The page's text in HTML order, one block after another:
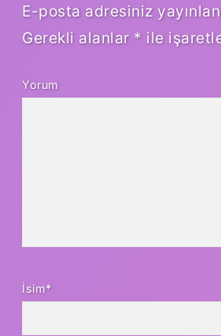
E-posta adresiniz
Gerekli alanlar * ile
Yorum
İsim*